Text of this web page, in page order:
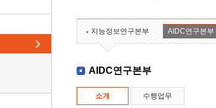
지능정보연구본부 AIDC연구본부
AIDC연구본부
소개 수행업무